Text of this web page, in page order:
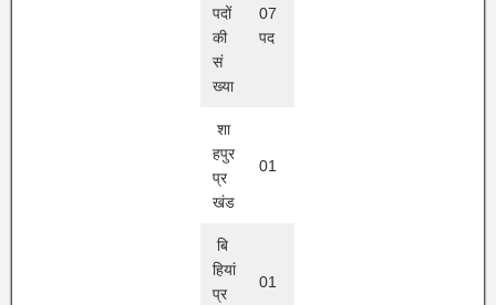
पदों
की
सं
ख्या
07
पद
शा
हपुर
प्र
खंड
01
बि
हियां
प्र
01